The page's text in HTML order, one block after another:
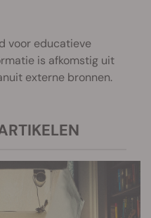
voor educatieve
is afkomstig uit
externe bronnen.